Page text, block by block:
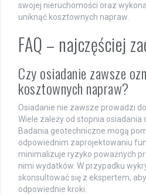
swojej nieruchomości oraz
uniknąć kosztownych napraw.
FAQ – najczęściej
Czy osiadanie zawsze
kosztownych napraw?
Osiadanie nie zawsze prowadzi
Wiele zależy od stopnia osiadania
Badania geotechniczne mogą
odpowiednim zaprojektowaniu
minimalizuje ryzyko poważnych
nimi wydatków. W przypadku
skonsultować się z ekspertem,
odpowiednie kroki.